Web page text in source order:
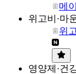
메
위고비·마
위
영양제·건